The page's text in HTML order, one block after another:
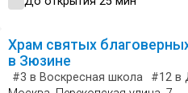
Храм святых
в Зюзине
#3 в Воскресная школа #12 в